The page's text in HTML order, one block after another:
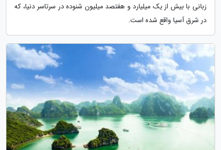
زبانی با بیش از یک میلیارد و هفتصد میلیون شنوده در سرتاسر دنیا، که
در شرق آسیا واقع شده است.